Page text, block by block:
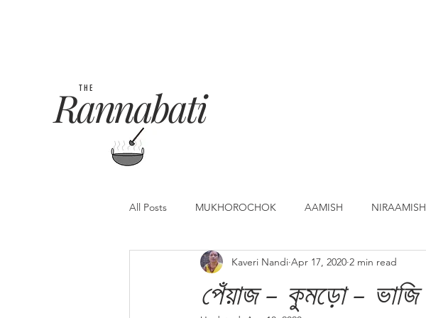
Rannabati
THE
All Posts MUKHOROCHOK AAMISH NIRAAMISH
পেঁয়াজ - কুমড়ো - ভাজি
Kaveri Nandi Apr 17, 2020 2 min read